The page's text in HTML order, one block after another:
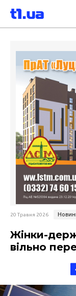
20 Травня 2026
Жінки-
вільно